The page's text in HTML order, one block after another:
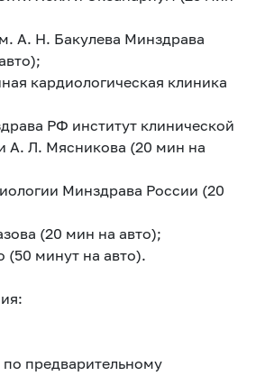
А. Н. Бакулева Минздрава
кардиологическая клиника
РФ институт клинической
А. Л. Мясникова (20 мин на
Минздрава России (20
(20 мин на авто);
(50 минут на авто).
по предварительному